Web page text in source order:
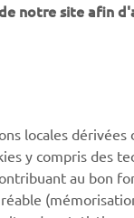
MyYamaha
Yamaha Music
notre site afin
locales dérivées
y compris des
au bon